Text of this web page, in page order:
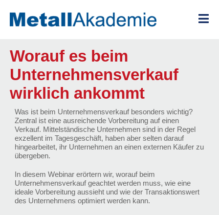
Inhalt
springen
Worauf es beim
Unternehmensverkauf
wirklich ankommt
Was ist beim Unternehmensverkauf besonders wichtig?
Zentral ist eine ausreichende Vorbereitung auf einen
Verkauf. Mittelständische Unternehmen sind in der Regel
exzellent im Tagesgeschäft, haben aber selten darauf
hingearbeitet, ihr Unternehmen an einen externen Käufer zu
übergeben.
In diesem Webinar erörtern wir, worauf beim
Unternehmensverkauf geachtet werden muss, wie eine
ideale Vorbereitung aussieht und wie der Transaktionswert
des Unternehmens optimiert werden kann.